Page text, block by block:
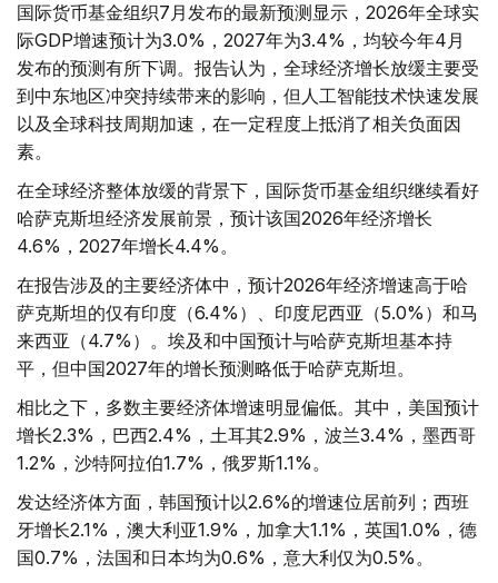
国际货币基金组织7月发布的最新预测显示，2026年全球实
际GDP增速预计为3.0%，2027年为3.4%，均较今年4月
发布的预测有所下调。报告认为，全球经济增长放缓主要受
到中东地区冲突持续带来的影响，但人工智能技术快速发展
以及全球科技周期加速，在一定程度上抵消了相关负面因
素。
在全球经济整体放缓的背景下，国际货币基金组织继续看好
哈萨克斯坦经济发展前景，预计该国2026年经济增长
4.6%，2027年增长4.4%。
在报告涉及的主要经济体中，预计2026年经济增速高于哈
萨克斯坦的仅有印度（6.4%）、印度尼西亚（5.0%）和马
来西亚（4.7%）。埃及和中国预计与哈萨克斯坦基本持
平，但中国2027年的增长预测略低于哈萨克斯坦。
相比之下，多数主要经济体增速明显偏低。其中，美国预计
增长2.3%，巴西2.4%，土耳其2.9%，波兰3.4%，墨西哥
1.2%，沙特阿拉伯1.7%，俄罗斯1.1%。
发达经济体方面，韩国预计以2.6%的增速位居前列；西班
牙增长2.1%，澳大利亚1.9%，加拿大1.1%，英国1.0%，德
国0.7%，法国和日本均为0.6%，意大利仅为0.5%。